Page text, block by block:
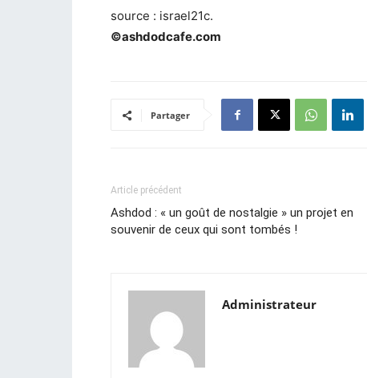
source : israel21c.
©ashdodcafe.com
Partager
Article précédent
Ashdod : « un goût de nostalgie » un projet en
souvenir de ceux qui sont tombés !
Administrateur